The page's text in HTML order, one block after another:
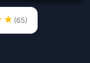
★ (65)